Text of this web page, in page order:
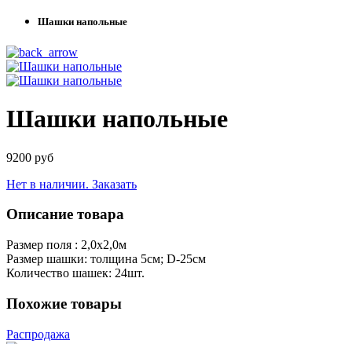
Шашки напольные
Шашки напольные
9200 руб
Нет в наличии. Заказать
Описание товара
Размер поля : 2,0х2,0м
Размер шашки: толщина 5см; D-25см
Количество шашек: 24шт.
Похожие товары
Распродажа